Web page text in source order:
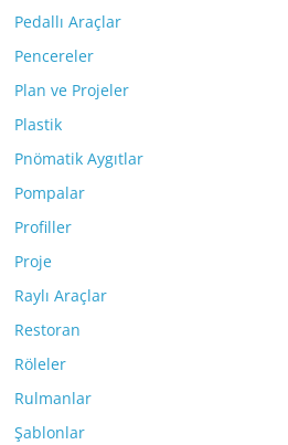
Pedallı Araçlar
Pencereler
Plan ve Projeler
Plastik
Pnömatik Aygıtlar
Pompalar
Profiller
Proje
Raylı Araçlar
Restoran
Röleler
Rulmanlar
Şablonlar